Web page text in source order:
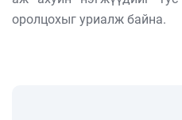
оролцохыг уриалж байна.